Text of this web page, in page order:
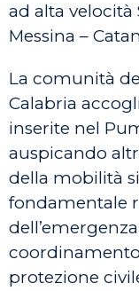
ad alta velocità
Messina –
La comunità
Calabria
inserite nel
auspicando
della mobilità
fondamentale
protezione